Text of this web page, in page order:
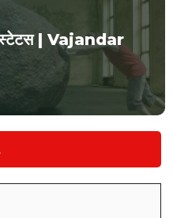
| Vajandar